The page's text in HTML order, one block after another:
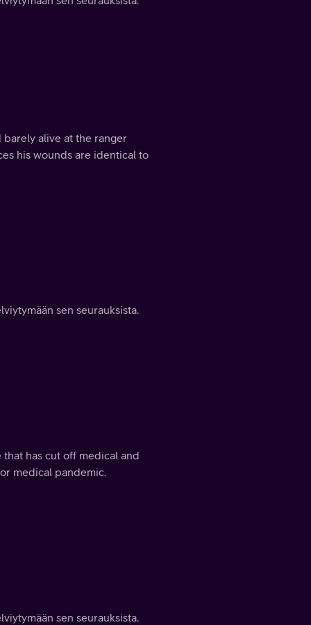
alive at the ranger
his wounds are identical to
sen seurauksista.
has cut off medical and
medical pandemic.
sen seurauksista.